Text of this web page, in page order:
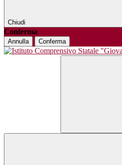
Chiudi
Conferma
Annulla Conferma